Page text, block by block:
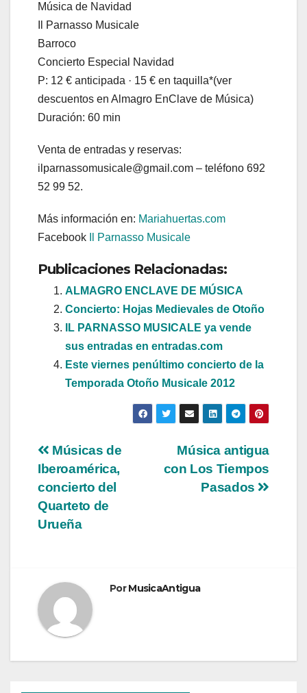
Música de Navidad
Il Parnasso Musicale
Barroco
Concierto Especial Navidad
P: 12 € anticipada · 15 € en taquilla*(ver
descuentos en Almagro EnClave de Música)
Duración: 60 min
Venta de entradas y reservas:
ilparnassomusicale@gmail.com – teléfono 692
52 99 52.
Más información en: Mariahuertas.com
Facebook
Il Parnasso Musicale
Publicaciones Relacionadas:
ALMAGRO ENCLAVE DE MÚSICA
Concierto: Hojas Medievales de Otoño
IL PARNASSO MUSICALE ya vende
sus entradas en entradas.com
Este viernes penúltimo concierto de la
Temporada Otoño Musicale 2012
Navegación
de
entradas
Música antigua
con Los Tiempos
Pasados
Músicas de
Iberoamérica,
concierto del
Quarteto de
Urueña
PorMusicaAntigua